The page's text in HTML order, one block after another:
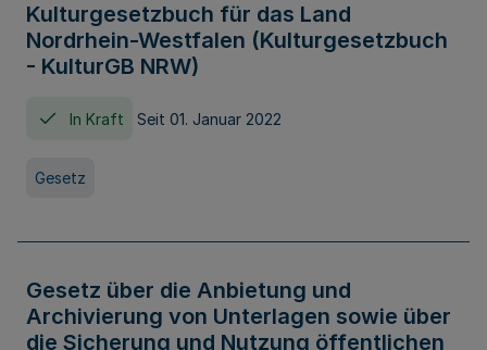
Kulturgesetzbuch für das Land
Nordrhein-Westfalen (Kulturgesetzbuch
- KulturGB NRW)
In Kraft Seit 01. Januar 2022
Gesetz
Gesetz über die Anbietung und
Archivierung von Unterlagen sowie über
die Sicherung und Nutzung öffentlichen